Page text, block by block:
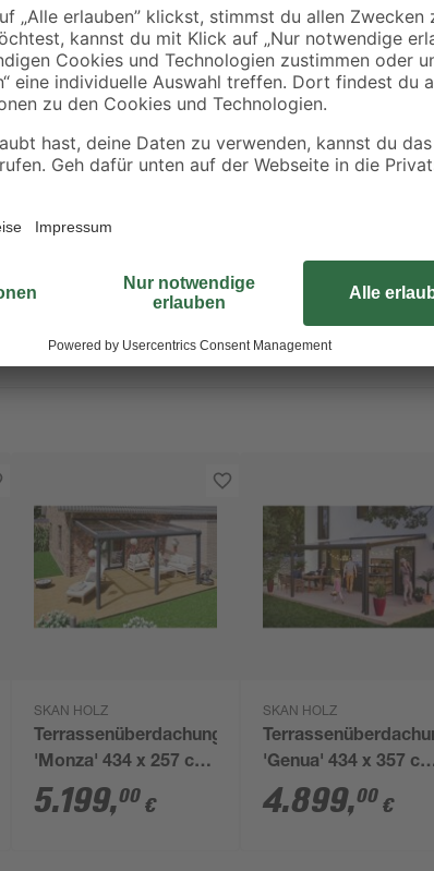
einfache Montage, inkl.
SKAN HOLZ
Terrassenüberdachung
'Monza' 434 x 257 cm
Aluminium
Verbundsicherheitsglas
5.199,00 €
SKAN HOLZ
'Genua' 434 x 357
Aluminium
Doppelstegplatten
4.899,00 €